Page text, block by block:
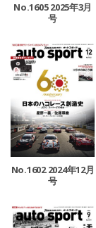
No.1605 2025年3月
号
No.1602 2024年12月
号